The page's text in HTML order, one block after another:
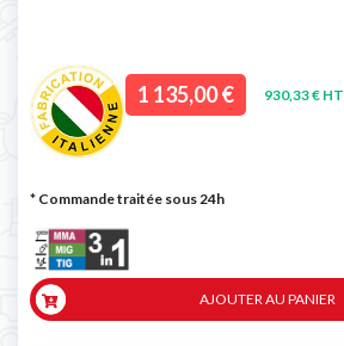
1 135,00 € 930,33 € HT
* Commande traitée sous 24h
AJOUTER AU PANIER